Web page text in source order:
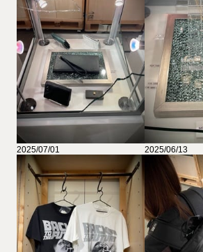
2025/07/01 2025/06/13